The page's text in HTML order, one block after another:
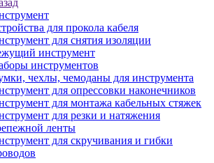
для прокола кабеля
для снятия изоляции
инструмент
инструментов
чехлы, чемоданы для инструмента
для опрессовки наконечников
для монтажа кабельных стяжек
для резки и натяжения
ленты
для скручивания и гибки